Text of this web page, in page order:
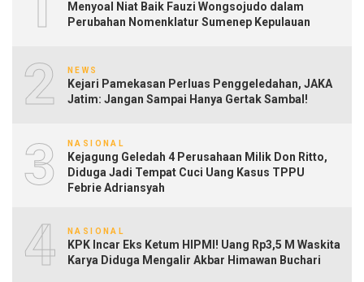
Menyoal Niat Baik Fauzi Wongsojudo dalam
Perubahan Nomenklatur Sumenep Kepulauan
2 NEWS
Kejari Pamekasan Perluas Penggeledahan, JAKA
Jatim: Jangan Sampai Hanya Gertak Sambal!
3 NASIONAL
Kejagung Geledah 4 Perusahaan Milik Don Ritto,
Diduga Jadi Tempat Cuci Uang Kasus TPPU
Febrie Adriansyah
4 NASIONAL
KPK Incar Eks Ketum HIPMI! Uang Rp3,5 M Waskita
Karya Diduga Mengalir Akbar Himawan Buchari